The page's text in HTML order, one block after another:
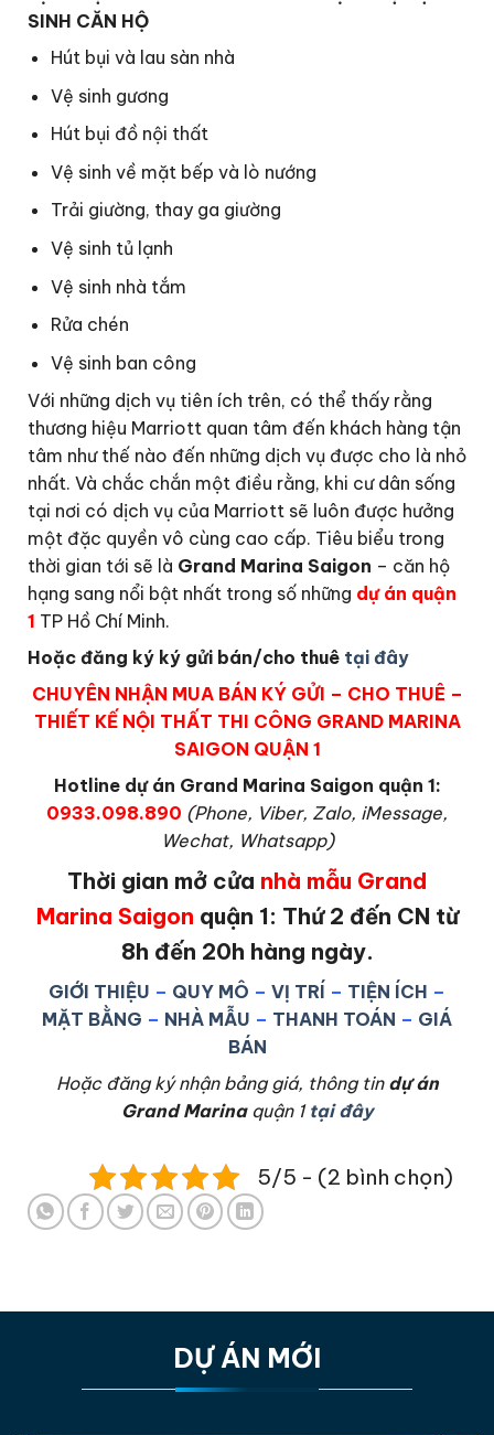
SINH CĂN HỘ
Hút bụi và lau sàn nhà
Vệ sinh gương
Hút bụi đồ nội thất
Vệ sinh về mặt bếp và lò nướng
Trải giường, thay ga giường
Vệ sinh tủ lạnh
Vệ sinh nhà tắm
Rửa chén
Vệ sinh ban công
Với những dịch vụ tiên ích trên, có thể thấy rằng
thương hiệu Marriott quan tâm đến khách hàng tận
tâm như thế nào đến những dịch vụ được cho là nhỏ
nhất. Và chắc chắn một điều rằng, khi cư dân sống
tại nơi có dịch vụ của Marriott sẽ luôn được hưởng
một đặc quyền vô cùng cao cấp. Tiêu biểu trong
thời gian tới sẽ là Grand Marina Saigon – căn hộ
hạng sang nổi bật nhất trong số những dự án quận
1 TP Hồ Chí Minh.
Hoặc đăng ký ký gửi bán/cho thuê tại đây
CHUYÊN NHẬN MUA BÁN KÝ GỬI – CHO THUÊ –
THIẾT KẾ NỘI THẤT THI CÔNG GRAND MARINA
SAIGON QUẬN 1
Hotline dự án Grand Marina Saigon quận 1:
0933.098.890 (Phone, Viber, Zalo, iMessage,
Wechat, Whatsapp)
Thời gian mở cửa nhà mẫu Grand
Marina Saigon quận 1: Thứ 2 đến CN từ
8h đến 20h hàng ngày.
GIỚI THIỆU – QUY MÔ – VỊ TRÍ – TIỆN ÍCH –
MẶT BẰNG – NHÀ MẪU – THANH TOÁN – GIÁ
BÁN
Hoặc đăng ký nhận bảng giá, thông tin dự án
Grand Marinaquận 1 tại đây
5/5 - (2 bình chọn)
DỰ ÁN MỚI